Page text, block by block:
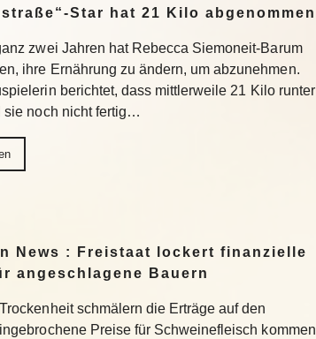
Star hat 21 Kilo abgenommen
zwei Jahren hat Rebecca Siemoneit-Barum
ihre Ernährung zu ändern, um abzunehmen.
berichtet, dass mittlerweile 21 Kilo runter
sie noch nicht fertig…
News : Freistaat lockert finanzielle
angeschlagene Bauern
schmälern die Erträge auf den
Preise für Schweinefleisch kommen